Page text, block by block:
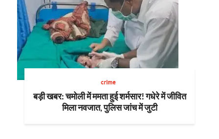
crime
बड़ी खबर: चमोली में ममता हुई शर्मसार! गधेरे में जीवित
मिला नवजात, पुलिस जांच में जुटी